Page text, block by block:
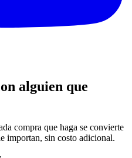
alguien que
compra que haga se convierte
importan, sin costo adicional.